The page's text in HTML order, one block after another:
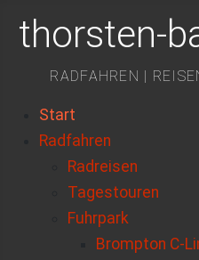
thorsten-
RADFAHREN |
Start
Radfahren
Radreisen
Tagestouren
Fuhrpark
Brompton C-